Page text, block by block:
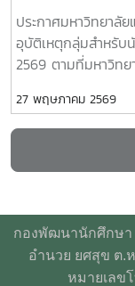
ประกาศมหาวิทยาลั
อุบัติเหตุกลุ่มสำหรับ
2569 ตามที่มหาวิทย
มหาวิทยาลัยแม่โจ้ ป
พิจารณาคัดเลือกให้
จำกัด (มหาชน) เป็
มหาวิทยาลัยแม่โจ้
27 พฤษภาคม 2569
กองพัฒนานักศึกษา
อำนวย ยศสุข ต.
หมายเลข